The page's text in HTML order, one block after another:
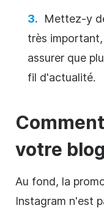
Mettez-y
très
assurer que
fil d'actualité.
votre
Au fond, la
Instagram n'est